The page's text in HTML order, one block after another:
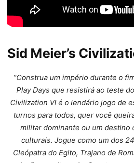
Sid Meier’s
“Construa um império durante o
Play Days que resistirá ao teste
Civilization VI é o lendário jogo de
turnos para todos, quer você
militar dominante ou um destino
culturais. Jogue como um dos
Cleópatra do Egito, Trajano de